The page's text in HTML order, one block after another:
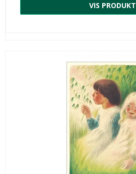
VIS PRODUKT